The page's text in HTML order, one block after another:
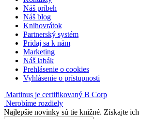
Náš príbeh
Náš blog
Knihovrátok
Partnerský systém
Pridaj sa k nám
Marketing
Náš labák
Prehlásenie o cookies
Vyhlásenie o prístupnosti
Martinus je certifikovaný B Corp
Nerobíme rozdiely
Najlepšie novinky sú tie knižné. Získajte ich